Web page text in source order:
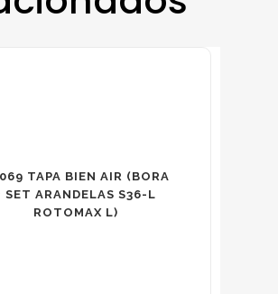
TAPA BIEN AIR (BORA
SET ARANDELAS S36-L
ROTOMAX L)